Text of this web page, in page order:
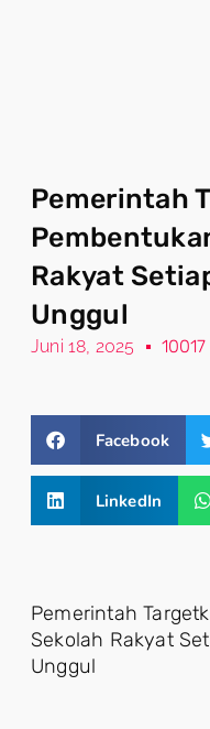
Pemerintah
Rakyat
Unggul
Juni 18, 2025
Facebook
LinkedIn
Pemerintah
Sekolah Rakyat
Unggul